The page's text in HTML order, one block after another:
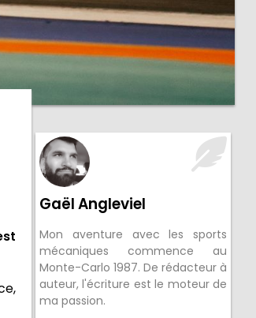
Gaël Angleviel
Mon aventure avec les sports
mécaniques commence au
Monte-Carlo 1987. De rédacteur à
auteur, l'écriture est le moteur de
ma passion.